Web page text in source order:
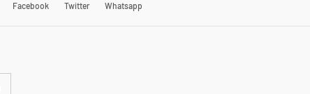
Facebook Twitter Whatsapp